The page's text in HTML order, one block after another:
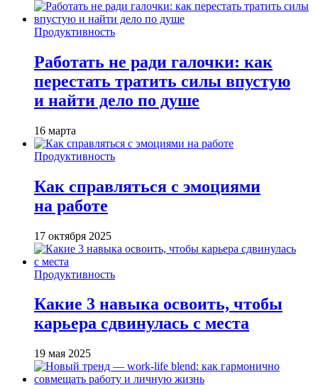
Продуктивность
Работать не ради галочки: как
перестать тратить силы впустую
и найти дело по душе
16 марта
Продуктивность
Как справляться с эмоциями
на работе
17 октября 2025
Продуктивность
Какие 3 навыка освоить, чтобы
карьера сдвинулась с места
19 мая 2025